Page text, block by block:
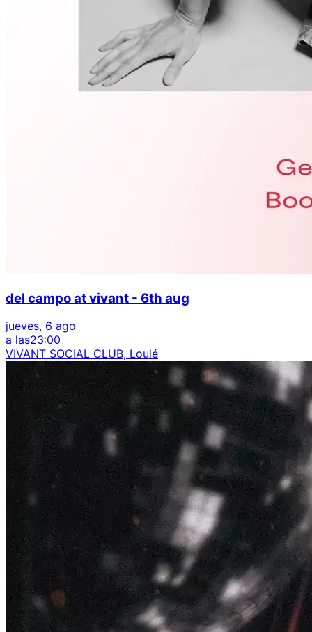
del campo at vivant - 6th aug
jueves, 6 ago
a las23:00
VIVANT SOCIAL CLUB, Loulé